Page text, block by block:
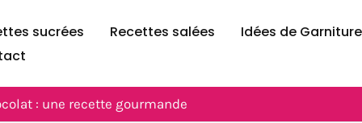
sucrées Recettes salées Idées de
: une recette gourmande